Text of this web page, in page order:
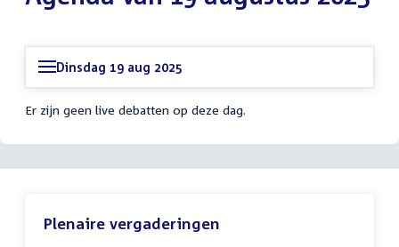
Dinsdag 19 aug 2025
Er zijn geen live debatten op deze dag.
Plenaire vergaderingen